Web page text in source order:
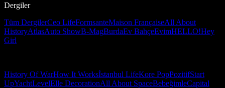
Dergiler
Tüm DergilerCeo LifeFormsanteMaison FrançaiseAll About
HistoryAtlasAuto ShowB-MagBurdaEv BahçeEvimHELLO!Hey
Girl
History Of WarHow It Worksİstanbul LifeKore PopPozitifStart
UpYachtLevelElle DecorationAll About SpaceBebeğimleCapital